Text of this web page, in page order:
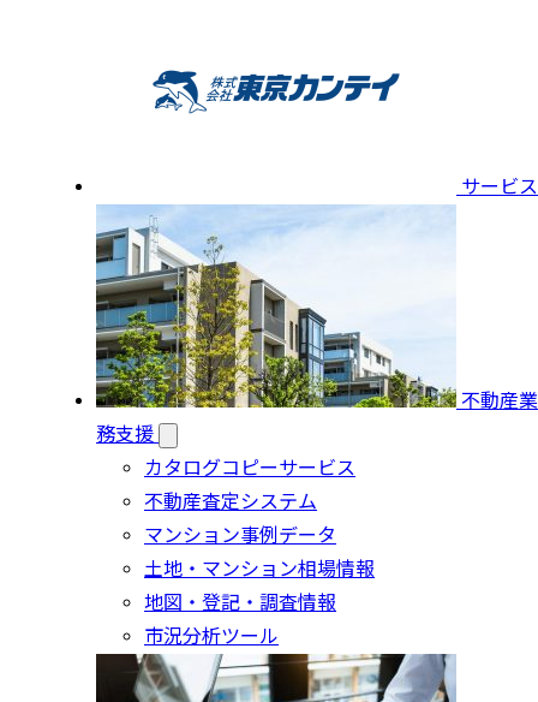
サービス
不動産業
務支援
カタログコピーサービス
不動産査定システム
マンション事例データ
土地・マンション相場情報
地図・登記・調査情報
市況分析ツール